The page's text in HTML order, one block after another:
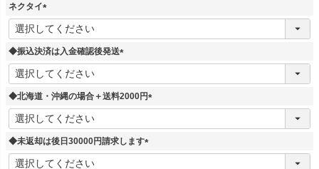
ネクタイ
(
必
須
◆振込決済は入金確認後発送
(
須
◆北海道・沖縄の場合＋送料2000円
(
◆未返却は後日30000円請求します
(